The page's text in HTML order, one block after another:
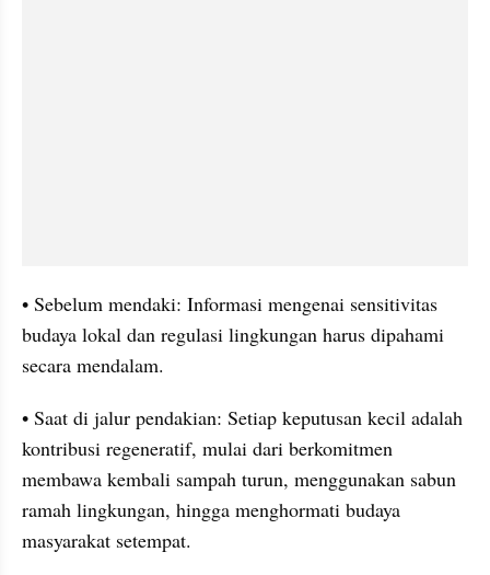
• Sebelum mendaki: Informasi mengenai sensitivitas
budaya lokal dan regulasi lingkungan harus dipahami
secara mendalam.
• Saat di jalur pendakian: Setiap keputusan kecil adalah
kontribusi regeneratif, mulai dari berkomitmen
membawa kembali sampah turun, menggunakan sabun
ramah lingkungan, hingga menghormati budaya
masyarakat setempat.